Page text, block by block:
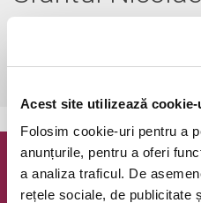
Acest site utilizează
Folosim cookie-uri pentru a
anunțurile, pentru a oferi
a analiza traficul. De
rețele sociale, de publicitate
Newsletter